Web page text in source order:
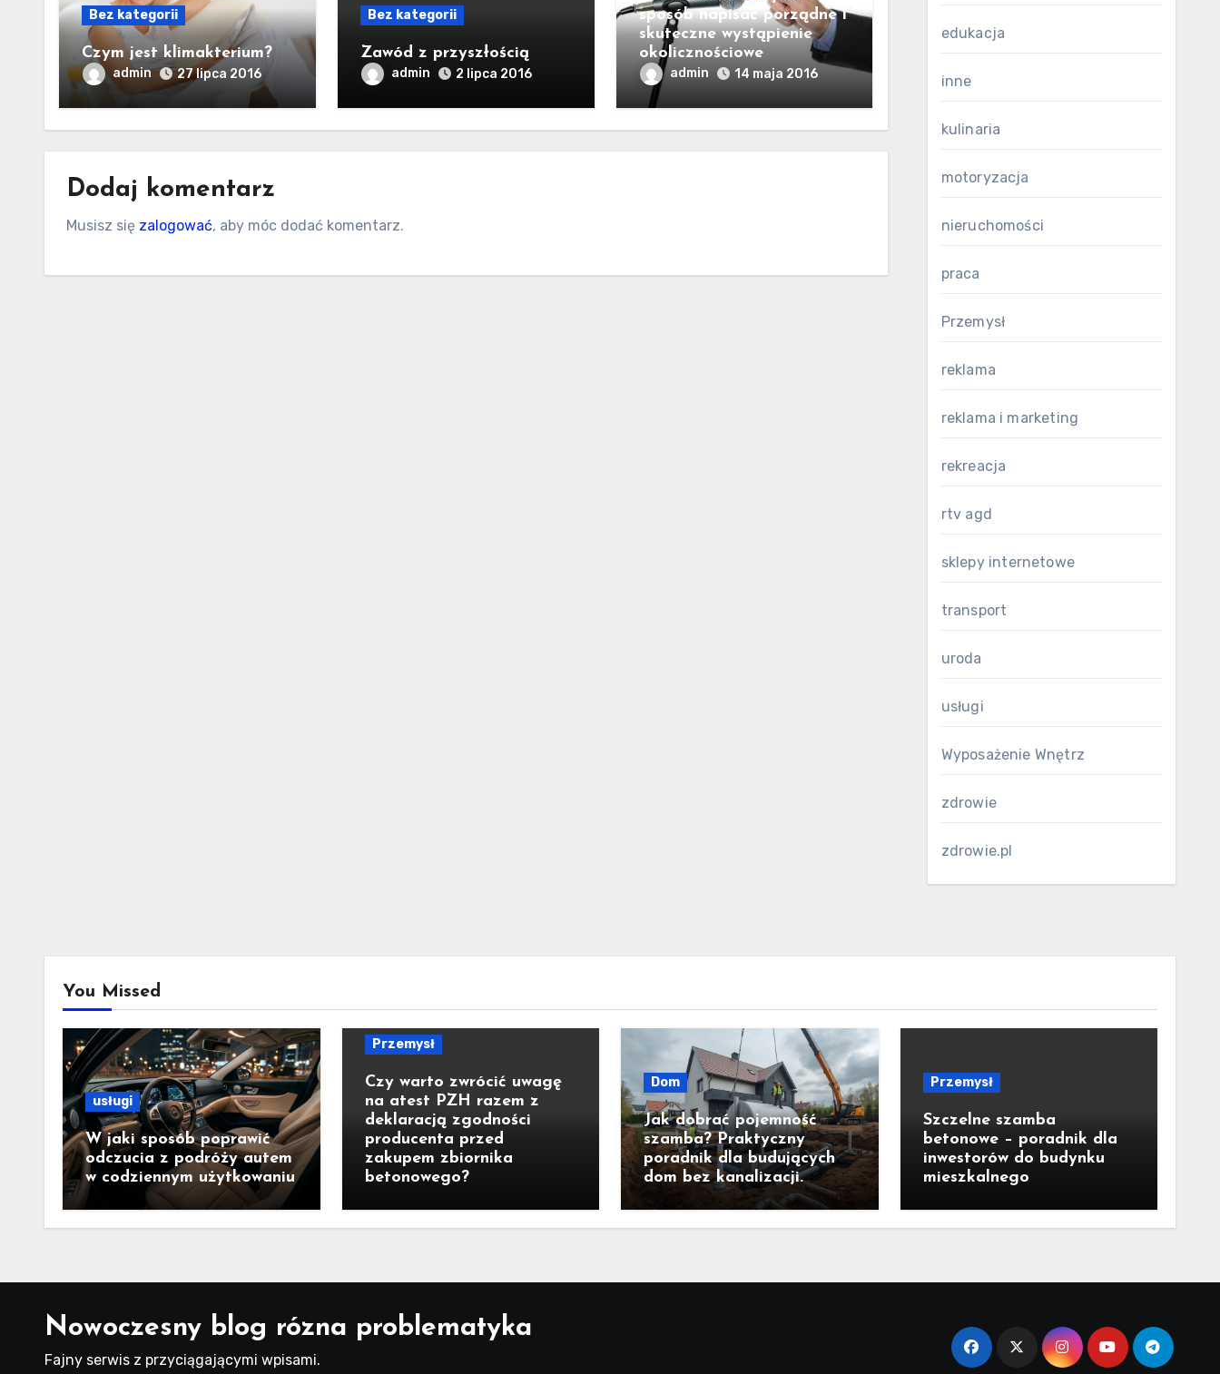
Bez kategorii
Czym jest klimakterium?
admin 27 lipca 2016
Bez kategorii
Zawód z przyszłością
admin 2 lipca 2016
sposób napisać porządne i
skuteczne wystąpienie
okolicznościowe
admin 14 maja 2016
Dodaj komentarz
Musisz się zalogować, aby móc dodać komentarz.
edukacja
inne
kulinaria
motoryzacja
nieruchomości
praca
Przemysł
reklama
reklama i marketing
rekreacja
rtv agd
sklepy internetowe
transport
uroda
usługi
Wyposażenie Wnętrz
zdrowie
zdrowie.pl
You Missed
usługi
W jaki sposób poprawić
odczucia z podróży autem
w codziennym użytkowaniu
Przemysł
Czy warto zwrócić uwagę
na atest PZH razem z
deklaracją zgodności
producenta przed
zakupem zbiornika
betonowego?
Dom
Jak dobrać pojemność
szamba? Praktyczny
poradnik dla budujących
dom bez kanalizacji.
Przemysł
Szczelne szamba
betonowe – poradnik dla
inwestorów do budynku
mieszkalnego
Nowoczesny blog rózna problematyka
Fajny serwis z przyciągającymi wpisami.